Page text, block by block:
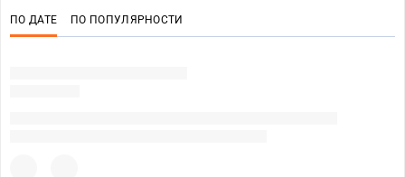
ПО ДАТЕ ПО ПОПУЛЯРНОСТИ